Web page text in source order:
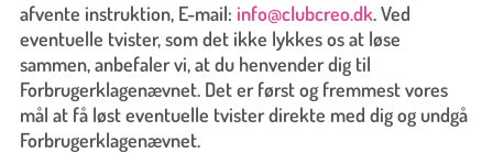
afvente instruktion, E-mail: info@clubcreo.dk. Ved
eventuelle tvister, som det ikke lykkes os at løse
sammen, anbefaler vi, at du henvender dig til
Forbrugerklagenævnet. Det er først og fremmest vores
mål at få løst eventuelle tvister direkte med dig og undgå
Forbrugerklagenævnet.